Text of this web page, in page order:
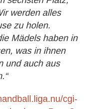
werden alles
zu holen.
Mädels haben in
was in ihnen
und auch aus
cgi-